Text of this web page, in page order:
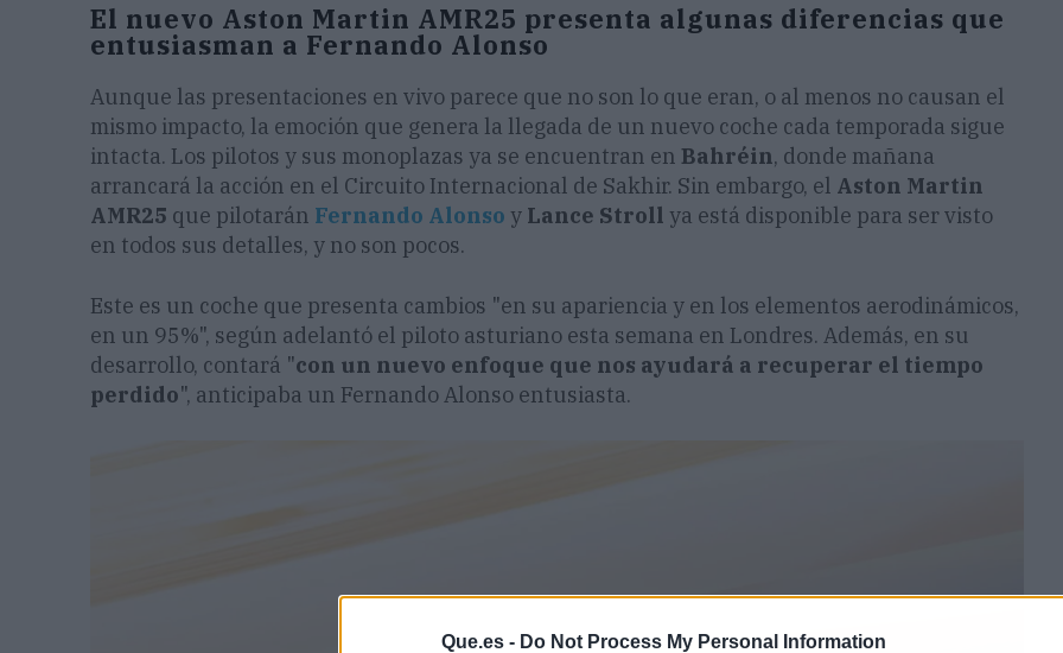
Que.es - Do Not Process My Personal Information
El nuevo Aston Martin AMR25 presenta algunas diferencias que
entusiasman a Fernando Alonso
Aunque las presentaciones en vivo parece que no son lo que eran, o al menos no causan el
mismo impacto, la emoción que genera la llegada de un nuevo coche cada temporada sigue
intacta. Los pilotos y sus monoplazas ya se encuentran en Bahréin, donde mañana
arrancará la acción en el Circuito Internacional de Sakhir. Sin embargo, el Aston Martin
AMR25 que pilotarán Fernando Alonso y Lance Stroll ya está disponible para ser visto
en todos sus detalles, y no son pocos.
Este es un coche que presenta cambios "en su apariencia y en los elementos aerodinámicos,
en un 95%", según adelantó el piloto asturiano esta semana en Londres. Además, en su
desarrollo, contará "con un nuevo enfoque que nos ayudará a recuperar el tiempo
perdido", anticipaba un Fernando Alonso entusiasta.